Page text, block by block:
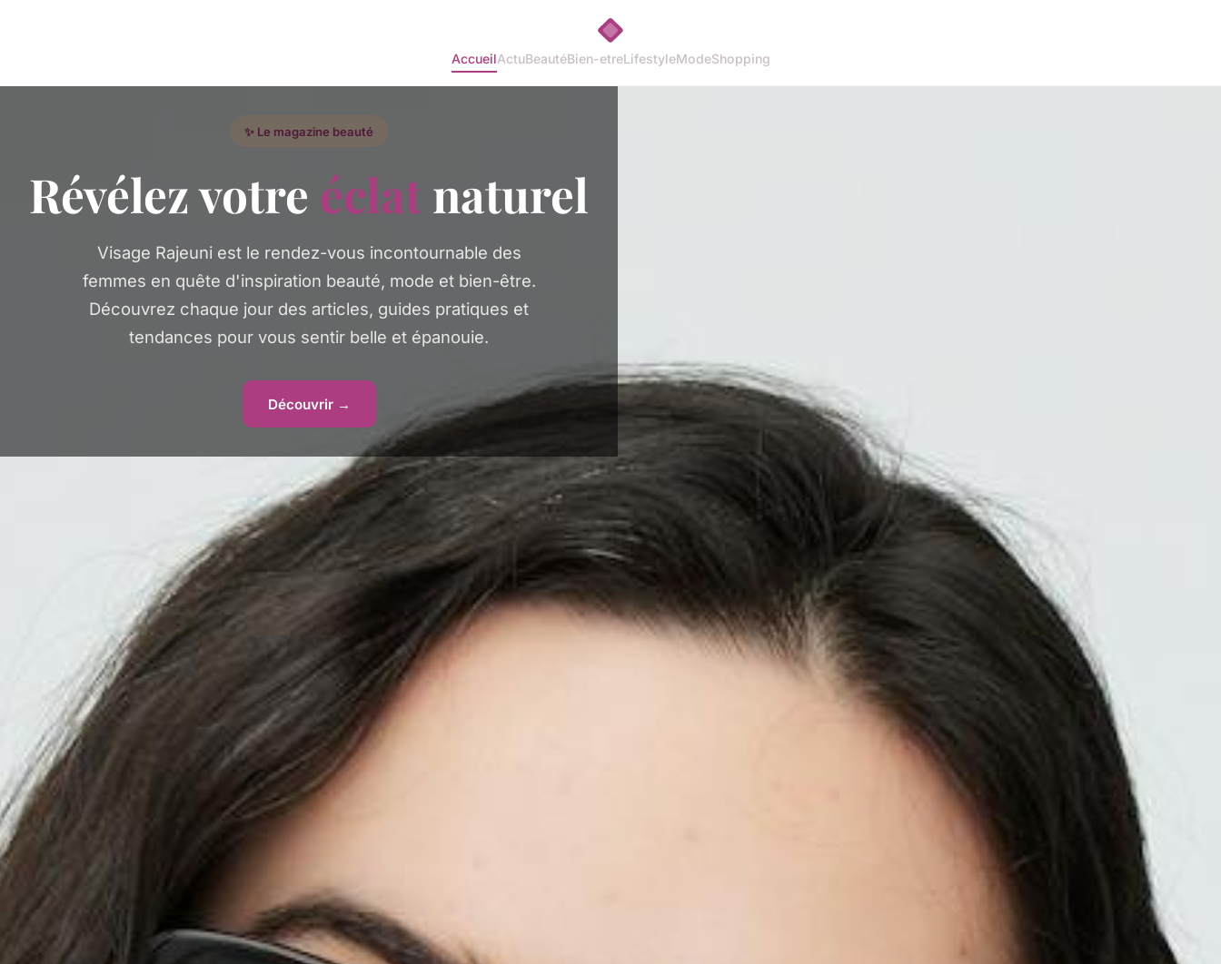
AccueilActuBeautéBien-etreLifestyleModeShopping
✨ Le magazine beauté
Révélez votre éclatnaturel
Visage Rajeuni est le rendez-vous incontournable des
femmes en quête d'inspiration beauté, mode et bien-être.
Découvrez chaque jour des articles, guides pratiques et
tendances pour vous sentir belle et épanouie.
Découvrir →